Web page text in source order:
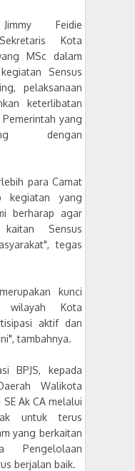
Feidie
Kota
MSc dalam
Sensus
pelaksanaan
keterlibatan
yang
dengan
para Camat
kegiatan yang
berharap agar
kaitan Sensus
tegas
kunci
wilayah Kota
aktif dan
tambahnya.
BPJS, kepada
Walikota
Ak CA melalui
untuk terus
yang berkaitan
Pengelolaan
berjalan baik.